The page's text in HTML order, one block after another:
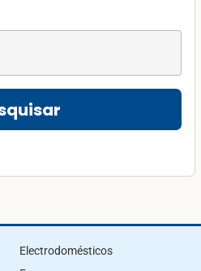
Electrodomésticos